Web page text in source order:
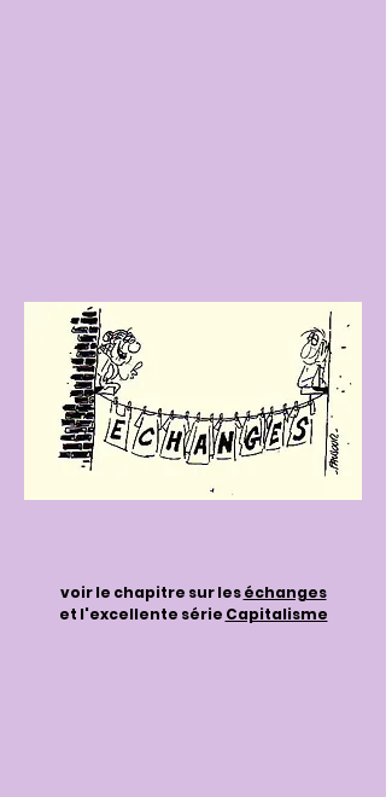
voir le chapitre sur leséchanges
et l'excellente série Capitalisme